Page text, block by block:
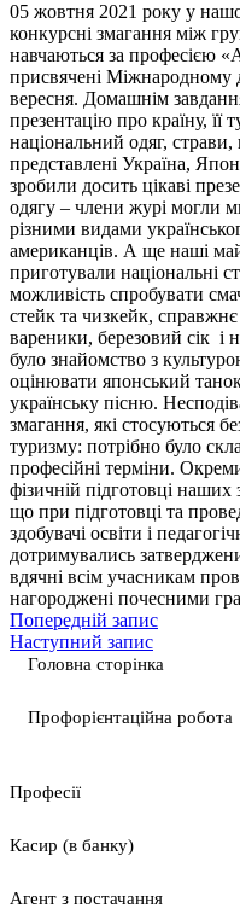
05 жовтня 2021 року у
конкурсні змагання між
навчаються за професією
присвячені Міжнародному
вересня. Домашнім
презентацію про країну, її
національний одяг,
представлені Україна,
зробили досить цікаві
одягу – члени журі могли
різними видами
американців. А ще наші
приготували національні
можливість спробувати
стейк та чизкейк,
вареники, березовий сік і
було знайомство з
оцінювати японський
українську пісню.
змагання, які стосуються
туризму: потрібно було
професійні терміни.
фізичній підготовці наших
що при підготовці та
здобувачі освіти і
дотримувались
вдячні всім учасникам
нагороджені почесними
Попередній запис
Наступний запис
Головна сторінка
Профорієнтаційна робота
Професії
Касир (в банку)
Агент з постачання